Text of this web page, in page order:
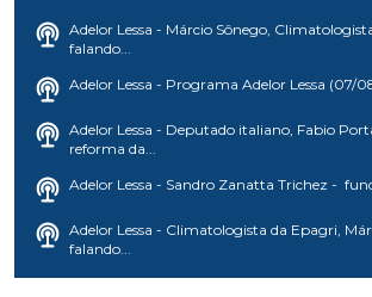
Adelor Lessa - Márcio Sônego,
falando...
Adelor Lessa - Programa Adelor Lessa (07/
Adelor Lessa - Deputado italiano, Fabio
reforma da...
Adelor Lessa - Sandro Zanatta Trichez -
Adelor Lessa - Climatologista da Epagri,
falando...